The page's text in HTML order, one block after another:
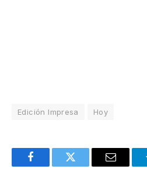
Edición Impresa Hoy
FacebookTwitter Email